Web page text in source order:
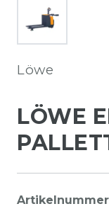
Löwe
LÖWE
Artikelnummer